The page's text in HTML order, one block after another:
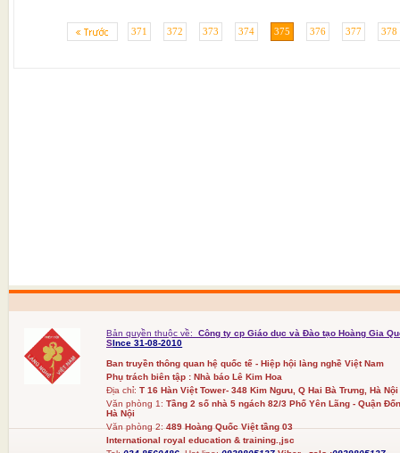
371 372 373 374 375 376 377 378
Bản quyền thuộc về:
Công ty cp Giáo dục và Đào tạo Hoàng Gia
SInce 31-08-2010
Ban truyền thông quan hệ quốc tế - Hiệp hội làng nghề Việt Nam
Phụ trách biên tập : Nhà báo Lê Kim Hoa
Địa chỉ: T 16 Hàn Việt Tower- 348 Kim Ngưu, Q Hai Bà Trưng, Hà Nội
Văn phòng 1:Tầng 2 số nhà 5 ngách 82/3 Phố Yên Lãng - Quận
Hà Nội
Văn phòng 2:489 Hoàng Quốc Việt tầng 03
International royal education & training.,jsc